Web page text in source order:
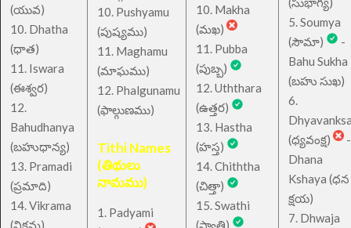
(యువ)
10. Dhatha
(ధాత)
11. Iswara
(ఈశ్వర)
12.
Bahudhanya
(బహుధాన్య)
13. Pramadi
(ప్రమాది)
14. Vikrama
(విక్రమ)
10. Pushyamu
(పుష్యము)
11. Maghamu
(మాఘము)
12. Phalgunamu
(ఫాల్గుణము)
Tithi Names
(తిథులు
నామము)
1. Padyami
10. Makha
(మఖ)
11. Pubba
(పుబ్బ)
12. Uththara
(ఉత్తర)
13. Hastha
(హస్త)
14. Chiththa
(చిత్తా)
15. Swathi
(స్వాతి)
5. Soumya
(సౌమా)
-
Bahu Sukha
(బహు సుఖ)
6.
(ధ్యవంక్ష)
-
Dhana
Kshaya (ధన
క్షయ)
7. Dhwaja